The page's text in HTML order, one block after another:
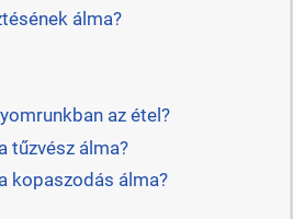
álma?
az étel?
tűzvész álma?
kopaszodás álma?